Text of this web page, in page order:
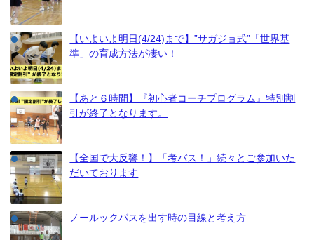
【いよいよ明日(4/24)まで】”サガジョ式”「世界基
準」の育成方法が凄い！
【あと６時間】『初心者コーチプログラム』特別割
引が終了となります。
【全国で大反響！】「考バス！」続々とご参加いた
だいております
ノールックパスを出す時の目線と考え方